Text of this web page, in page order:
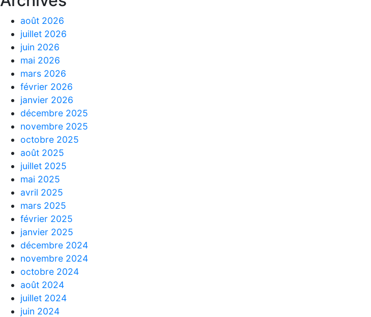
août 2026
juillet 2026
juin 2026
mai 2026
mars 2026
février 2026
janvier 2026
décembre 2025
novembre 2025
octobre 2025
août 2025
juillet 2025
mai 2025
avril 2025
mars 2025
février 2025
janvier 2025
décembre 2024
novembre 2024
octobre 2024
août 2024
juillet 2024
juin 2024